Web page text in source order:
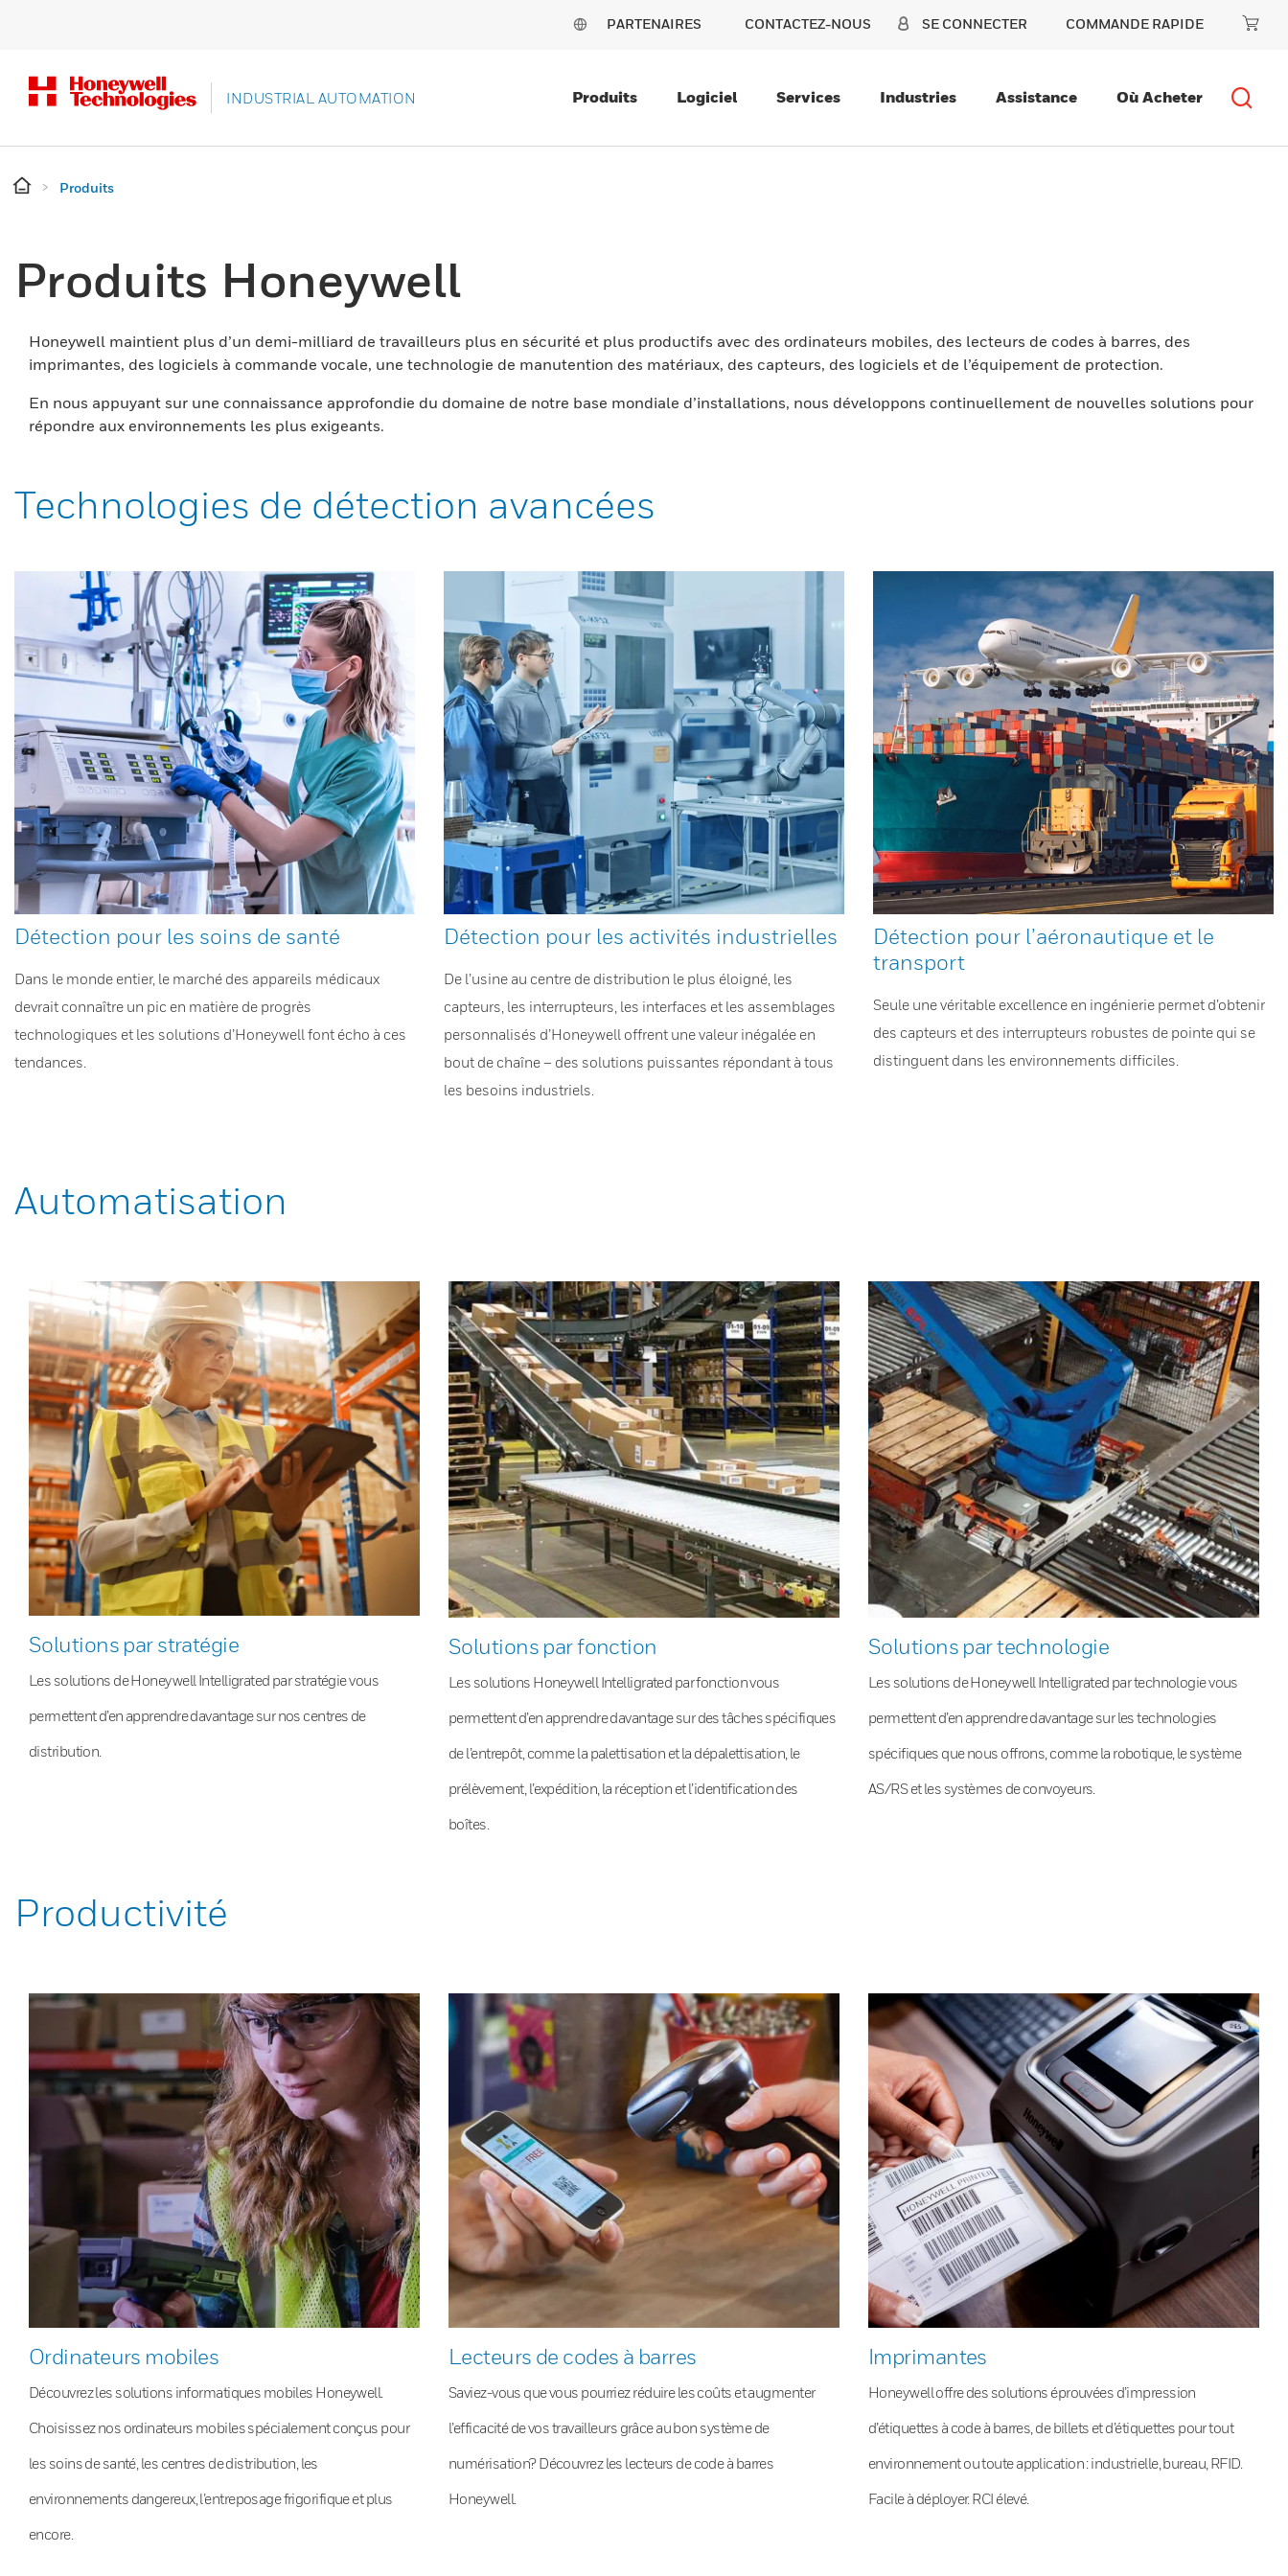
PARTENAIRES CONTACTEZ-NOUS SE CONNECTER COMMANDE RAPIDE
INDUSTRIAL AUTOMATION Produits Logiciel Services Industries Assistance Où Acheter
Produits
Produits Honeywell
Honeywell maintient plus d’un demi-milliard de travailleurs plus en sécurité et plus productifs avec des ordinateurs mobiles, des lecteurs de codes à barres, des
imprimantes, des logiciels à commande vocale, une technologie de manutention des matériaux, des capteurs, des logiciels et de l’équipement de protection.
En nous appuyant sur une connaissance approfondie du domaine de notre base mondiale d’installations, nous développons continuellement de nouvelles solutions pour
répondre aux environnements les plus exigeants.
Technologies de détection avancées
Détection pour les soins de santé
Dans le monde entier, le marché des appareils médicaux
devrait connaître un pic en matière de progrès
technologiques et les solutions d’Honeywell font écho à ces
tendances.
Détection pour les activités industrielles
De l’usine au centre de distribution le plus éloigné, les
capteurs, les interrupteurs, les interfaces et les assemblages
personnalisés d’Honeywell offrent une valeur inégalée en
bout de chaîne – des solutions puissantes répondant à tous
les besoins industriels.
Détection pour l’aéronautique et le
transport
Seule une véritable excellence en ingénierie permet d’obtenir
des capteurs et des interrupteurs robustes de pointe qui se
distinguent dans les environnements difficiles.
Automatisation
Solutions par stratégie
Les solutions de Honeywell Intelligrated par stratégie vous
permettent d’en apprendre davantage sur nos centres de
distribution.
Solutions par fonction
Les solutions Honeywell Intelligrated par fonction vous
permettent d’en apprendre davantage sur des tâches spécifiques
de l’entrepôt, comme la palettisation et la dépalettisation, le
prélèvement, l’expédition, la réception et l’identification des
boîtes.
Solutions par technologie
Les solutions de Honeywell Intelligrated par technologie vous
permettent d’en apprendre davantage sur les technologies
spécifiques que nous offrons, comme la robotique, le système
AS/RS et les systèmes de convoyeurs.
Productivité
Ordinateurs mobiles
Découvrez les solutions informatiques mobiles Honeywell.
Choisissez nos ordinateurs mobiles spécialement conçus pour
les soins de santé, les centres de distribution, les
environnements dangereux, l’entreposage frigorifique et plus
encore.
Lecteurs de codes à barres
Saviez-vous que vous pourriez réduire les coûts et augmenter
l’efficacité de vos travailleurs grâce au bon système de
numérisation? Découvrez les lecteurs de code à barres
Honeywell.
Imprimantes
Honeywell offre des solutions éprouvées d’impression
d’étiquettes à code à barres, de billets et d’étiquettes pour tout
environnement ou toute application : industrielle, bureau, RFID.
Facile à déployer. RCI élevé.